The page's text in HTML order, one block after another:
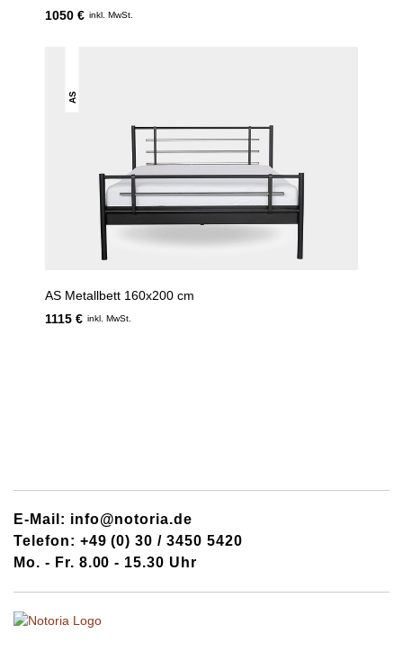
1050 € inkl. MwSt.
AS
AS Metallbett 160x200 cm
1115 € inkl. MwSt.
E-Mail: info@notoria.de
Telefon: +49 (0) 30 / 3450 5420
Mo. - Fr. 8.00 - 15.30 Uhr